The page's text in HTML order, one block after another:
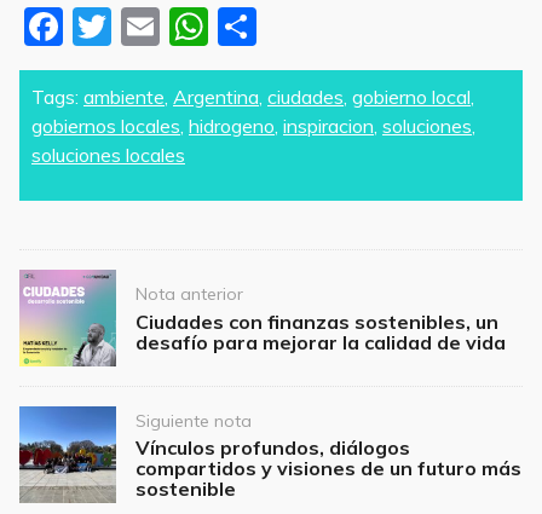
F
a
c
e
b
o
k
T
w
itt
er
E
m
ai
l
W
h
at
s
p
h
ar
e
Tags: ambiente Argentina ciudades gobierno local
gobiernos locales hidrogeno inspiracion soluciones
soluciones locales
Post
navigation
Nota anterior
Ciudades con finanzas sostenibles, un
desafío para mejorar la calidad de vida
Siguiente nota
Vínculos profundos, diálogos
compartidos y visiones de un futuro más
sostenible